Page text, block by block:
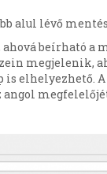
alul lévő
beírható
megjelenik,
is